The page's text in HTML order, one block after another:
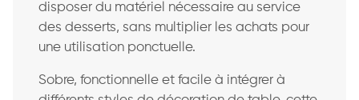
disposer du matériel nécessaire au service
des desserts, sans multiplier les achats pour
une utilisation ponctuelle.
Sobre, fonctionnelle et facile à intégrer à